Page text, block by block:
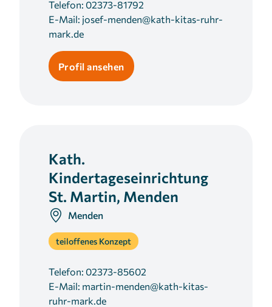
Telefon: 02373-81792
E-Mail: josef-menden@kath-kitas-ruhr-
mark.de
Profil ansehen
Kath.
Kindertageseinrichtung
St. Martin, Menden
Menden
teiloffenes Konzept
Telefon: 02373-85602
E-Mail: martin-menden@kath-kitas-
ruhr-mark.de